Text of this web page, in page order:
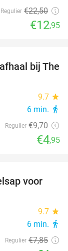
Regulier €22,50
€12,95
49%
bij The
9.7 star
6 min. directions_walk
Regulier €9,70
€4,95
37%
voor
9.7 star
6 min. directions_walk
Regulier €7,85